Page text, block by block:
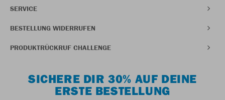
SERVICE
BESTELLUNG WIDERRUFEN
PRODUKTRÜCKRUF CHALLENGE
SICHERE DIR 30% AUF DEINE
ERSTE BESTELLUNG